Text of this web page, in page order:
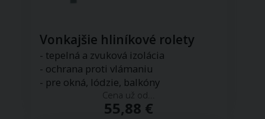
Vonkajšie hliníkové rolety
- tepelná a zvuková izolácia
- ochrana proti vlámaniu
- pre okná, lódzie, balkóny
Cena už od...
55,88 €